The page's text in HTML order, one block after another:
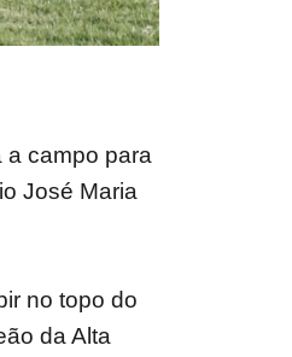
a campo para
José Maria
no topo do
da Alta